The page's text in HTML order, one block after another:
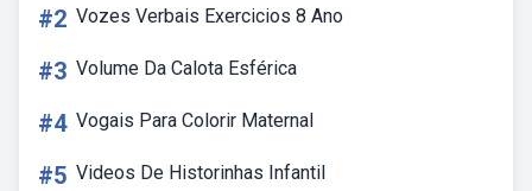
#2 Vozes Verbais Exercicios 8 Ano
#3 Volume Da Calota Esférica
#4 Vogais Para Colorir Maternal
#5 Videos De Historinhas Infantil